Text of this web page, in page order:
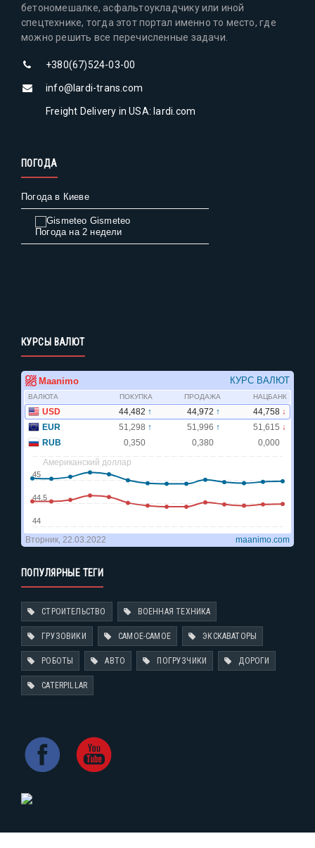
бетономешалке, асфальтоукладчику или иной
спецтехнике, тогда этот портал именно то место, где
можно решить все перечисленные задачи.
+380(67)524-03-00
info@lardi-trans.com
Freight Delivery in USA: lardi.com
ПОГОДА
Погода в Киеве
Gismeteo
Погода на 2 недели
КУРСЫ ВАЛЮТ
ПОПУЛЯРНЫЕ ТЕГИ
СТРОИТЕЛЬСТВО ВОЕННАЯ ТЕХНИКА
ГРУЗОВИКИ САМОЕ-САМОЕ ЭКСКАВАТОРЫ
РОБОТЫ АВТО ПОГРУЗЧИКИ ДОРОГИ
CATERPILLAR